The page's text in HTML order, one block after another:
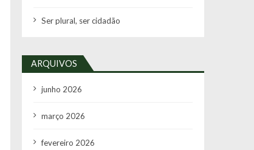
Ser plural, ser cidadão
ARQUIVOS
junho 2026
março 2026
fevereiro 2026